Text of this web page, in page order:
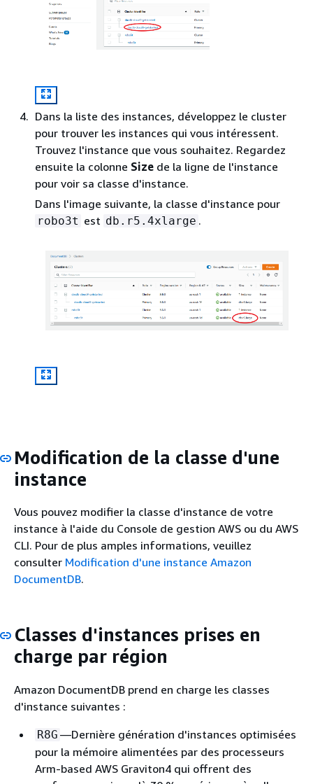
Dans la liste des instances, développez le cluster
pour trouver les instances qui vous intéressent.
Trouvez l'instance que vous souhaitez. Regardez
ensuite la colonne Size de la ligne de l'instance
pour voir sa classe d'instance.
Dans l'image suivante, la classe d'instance pour
robo3t est db.r5.4xlarge .
Modification de la classe d'une
instance
Vous pouvez modifier la classe d'instance de votre
instance à l'aide du Console de gestion AWS ou du AWS
CLI. Pour de plus amples informations, veuillez
consulter Modification d'une instance Amazon
DocumentDB.
Classes d'instances prises en
charge par région
Amazon DocumentDB prend en charge les classes
d'instance suivantes :
R8G —Dernière génération d'instances optimisées
pour la mémoire alimentées par des processeurs
Arm-based AWS Graviton4 qui offrent des